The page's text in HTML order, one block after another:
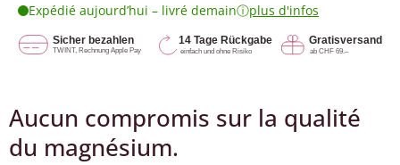
Expédié aujourd’hui – livré demainⓘplus d'infos
Aucun compromis sur la qualité
du magnésium.